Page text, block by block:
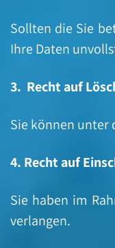
Sollten die Sie
Ihre Daten
3. Recht auf
Sie können unter
4. Recht auf
Sie haben im
verlangen.